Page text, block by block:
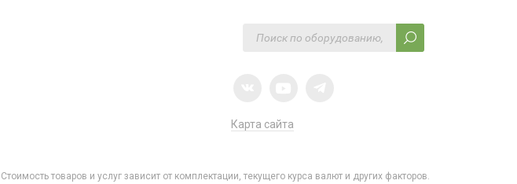
Карта сайта
Стоимость товаров и услуг зависит от комплектации, текущего курса валют и других факторов.